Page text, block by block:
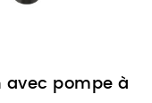
avec pompe à